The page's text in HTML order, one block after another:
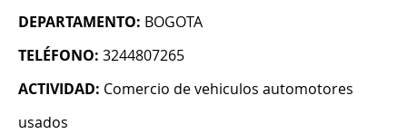
DEPARTAMENTO: BOGOTA
TELÉFONO: 3244807265
ACTIVIDAD: Comercio de vehiculos automotores
usados